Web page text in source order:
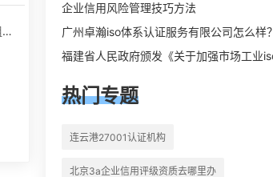
• ISO9001:2008考题 多项选择 1.最高管理者应却保在组织的相关[ ]上建立质量目标 A。职能 B。层次 C。活动 D
企业信用风险管理技巧方法
广州卓瀚iso体系认证服务有限公司怎么样？
热门专题
连云港27001认证机构
北京3a企业信用评级资质去哪里办